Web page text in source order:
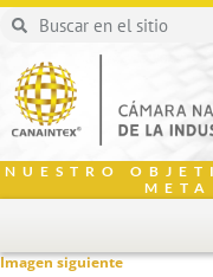
NUESTRO
Imagen siguiente